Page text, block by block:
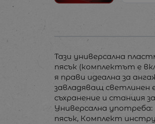
Тази универсална
пясък (комплектът е
я прави идеална за
завладяващ светлинен
съхранение и станция
Универсална
пясък, Комплект